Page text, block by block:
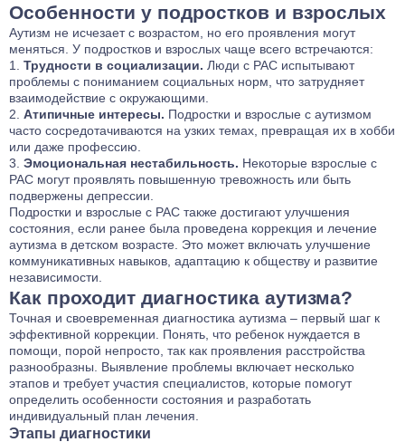
Особенности у подростков и взрослых
Аутизм не исчезает с возрастом, но его проявления могут
меняться. У подростков и взрослых чаще всего встречаются:
Трудности в социализации. Люди с РАС испытывают
проблемы с пониманием социальных норм, что затрудняет
взаимодействие с окружающими.
Атипичные интересы. Подростки и взрослые с аутизмом
часто сосредотачиваются на узких темах, превращая их в хобби
или даже профессию.
Эмоциональная нестабильность. Некоторые взрослые с
РАС могут проявлять повышенную тревожность или быть
подвержены депрессии.
Подростки и взрослые с РАС также достигают улучшения
состояния, если ранее была проведена коррекция и лечение
аутизма в детском возрасте. Это может включать улучшение
коммуникативных навыков, адаптацию к обществу и развитие
независимости.
Как проходит диагностика аутизма?
Точная и своевременная диагностика аутизма – первый шаг к
эффективной коррекции. Понять, что ребенок нуждается в
помощи, порой непросто, так как проявления расстройства
разнообразны. Выявление проблемы включает несколько
этапов и требует участия специалистов, которые помогут
определить особенности состояния и разработать
индивидуальный план лечения.
Этапы диагностики